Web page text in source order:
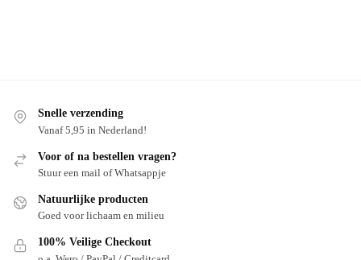
Snelle verzending
Vanaf 5,95 in Nederland!
Voor of na bestellen vragen?
Stuur een mail of Whatsappje
Natuurlijke producten
Goed voor lichaam en milieu
100% Veilige Checkout